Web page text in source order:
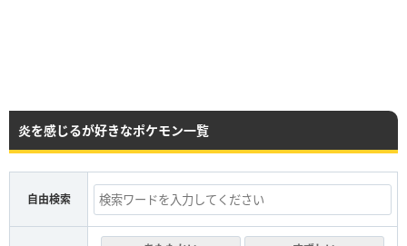
炎を感じるが好きなポケモン一覧
自由検索